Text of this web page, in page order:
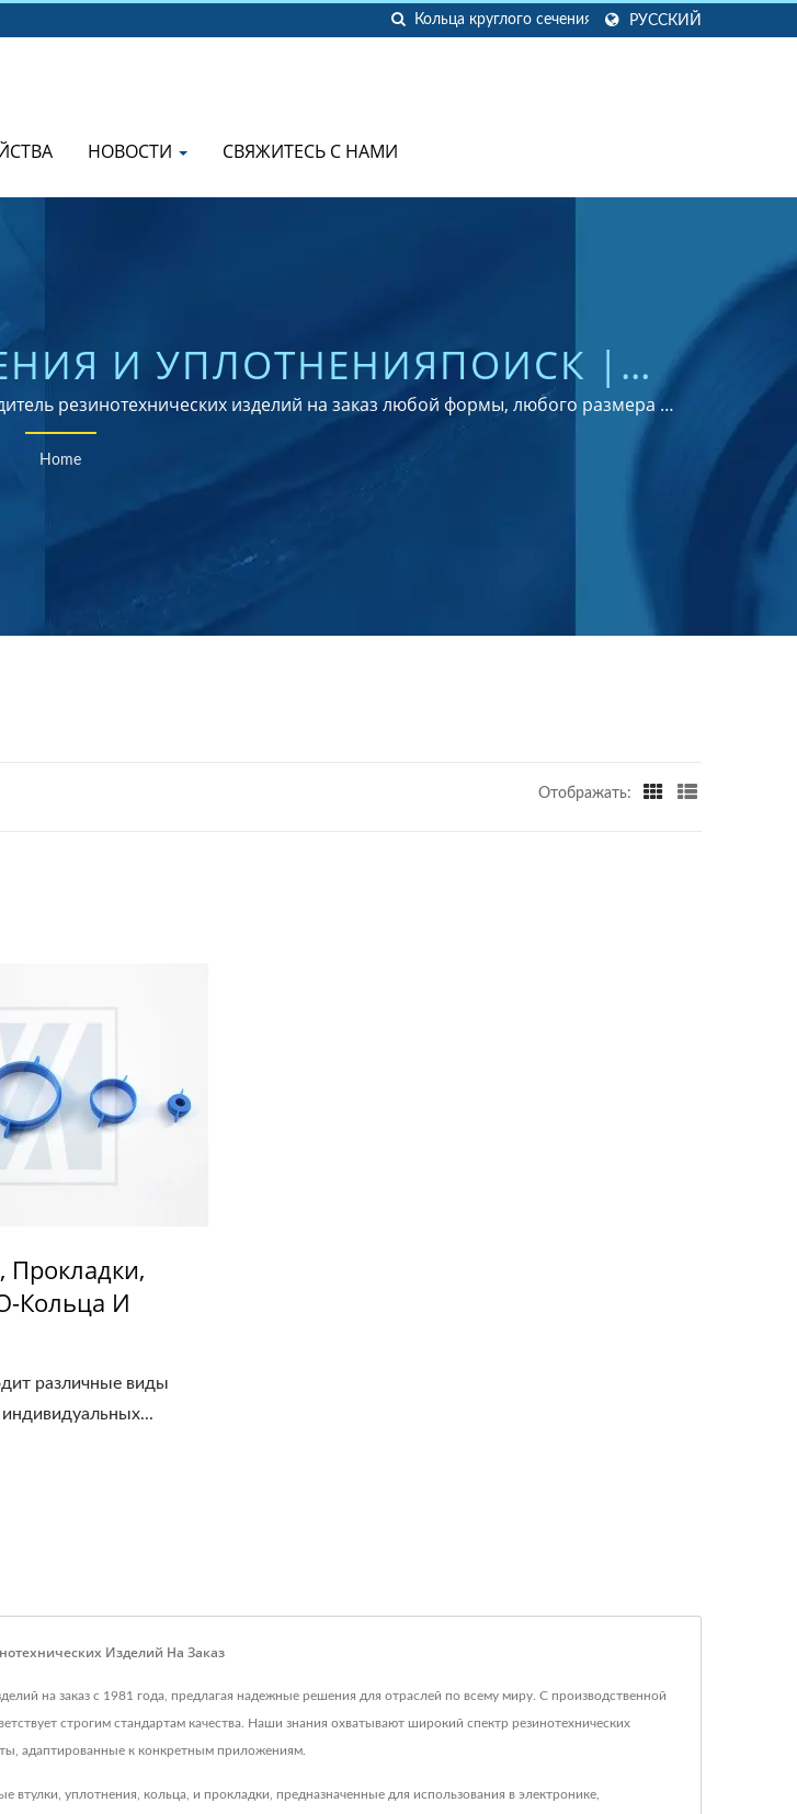
РУССКИЙ
НОВОСТИ СВЯЖИТЕСЬ С НАМИ
И УПЛОТНЕНИЯПОИСК |
ИЗДЕЛИЙ С
С ГЛОБАЛЬНЫМ ОХВАТОМ
резинотехнических изделий на заказ любой формы, любого размера и
материала.
Home
Отображать:
Прокладки,
Кольца И
различные виды
Изделий На Заказ
на заказ с 1981 года, предлагая надежные решения для отраслей по всему миру. С производственной
строгим стандартам качества. Наши знания охватывают широкий спектр резинотехнических
адаптированные к конкретным приложениям.
уплотнения, кольца, и прокладки, предназначенные для использования в электронике,